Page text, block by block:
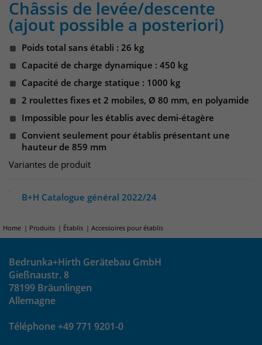
Châssis de levée/descente
(ajout possible a posteriori)
Poids total sans établi : 26 kg
Capacité de charge dynamique : 450 kg
Capacité de charge statique : 1000 kg
2 roulettes fixes et 2 mobiles, Ø 80 mm, en polyamide
Impossible pour les établis avec demi-étagère
Convient seulement pour établis présentant une
hauteur de 859 mm
Variantes de produit
B+H Catalogue général 2022/24
Home Produits Établis Accessoires pour établis
Bedrunka+Hirth Gerätebau GmbH
Gießnaustr. 8
78199 Bräunlingen
Allemagne
Téléphone +49 771 9201-0